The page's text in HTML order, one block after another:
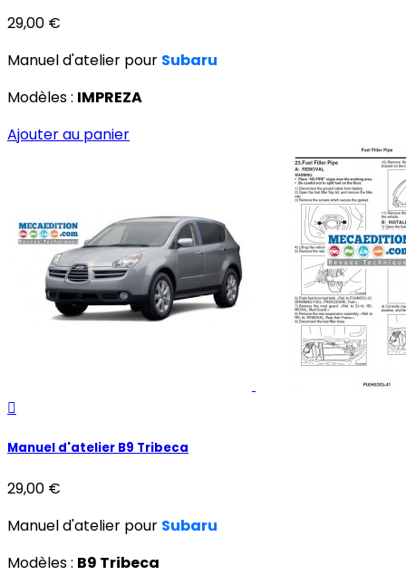
29,00 €
Manuel d'atelier pour Subaru
Modèles : IMPREZA
Ajouter au panier

Manuel d'atelier B9 Tribeca
29,00 €
Manuel d'atelier pour Subaru
Modèles : B9 Tribeca